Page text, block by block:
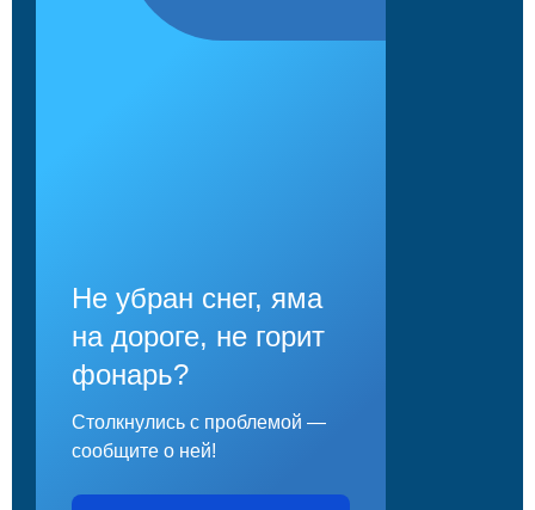
Не убран снег, яма
на дороге, не горит
фонарь?
Столкнулись с проблемой —
сообщите о ней!